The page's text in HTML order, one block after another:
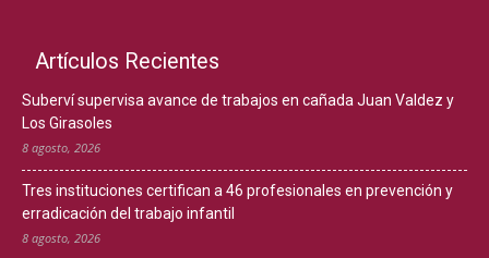
Artículos Recientes
Suberví supervisa avance de trabajos en cañada Juan Valdez y
Los Girasoles
8 agosto, 2026
Tres instituciones certifican a 46 profesionales en prevención y
erradicación del trabajo infantil
8 agosto, 2026